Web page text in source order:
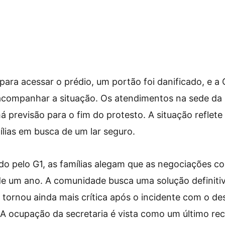
acessar o prédio, um portão foi danificado, e a
a situação. Os atendimentos na sede
previsão para o fim do protesto. A situação reflete
em busca de um lar seguro.
pelo G1, as famílias alegam que as negociações
um ano. A comunidade busca uma solução
tornou ainda mais crítica após o incidente com o
ocupação da secretaria é vista como um último